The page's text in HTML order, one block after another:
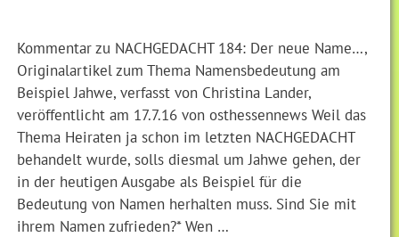
Kommentar zu NACHGEDACHT 184: Der neue Name…,
Originalartikel zum Thema Namensbedeutung am
Beispiel Jahwe, verfasst von Christina Lander,
veröffentlicht am 17.7.16 von osthessennews Weil das
Thema Heiraten ja schon im letzten NACHGEDACHT
behandelt wurde, solls diesmal um Jahwe gehen, der
in der heutigen Ausgabe als Beispiel für die
Bedeutung von Namen herhalten muss. Sind Sie mit
ihrem Namen zufrieden?* Wen …